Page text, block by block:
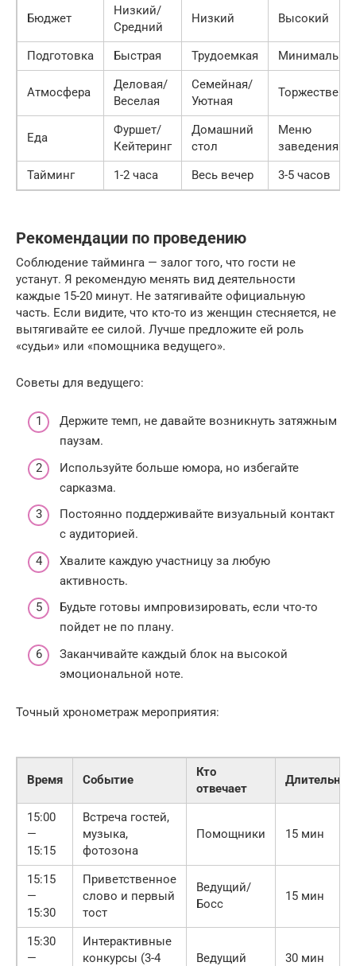
Бюджет
Низкий/
Средний
Низкий Высокий
Подготовка Быстрая Трудоемкая
Атмосфера
Деловая/
Веселая
Семейная/
Уютная
Еда
Фуршет/
Кейтеринг
Домашний
стол
Меню
заведения
Тайминг
1-2 часа Весь вечер 3-5 часов
Рекомендации по проведению
Соблюдение тайминга — залог того, что гости не
устанут. Я рекомендую менять вид деятельности
каждые 15-20 минут. Не затягивайте официальную
часть. Если видите, что кто-то из женщин стесняется, не
вытягивайте ее силой. Лучше предложите ей роль
«судьи» или «помощника ведущего».
Советы для ведущего:
Держите темп, не давайте возникнуть затяжным
паузам.
Используйте больше юмора, но избегайте
сарказма.
Постоянно поддерживайте визуальный контакт
с аудиторией.
Хвалите каждую участницу за любую
активность.
Будьте готовы импровизировать, если что-то
пойдет не по плану.
Заканчивайте каждый блок на высокой
эмоциональной ноте.
Точный хронометраж мероприятия:
Время Событие
Кто
отвечает
15:00
—
15:15
Встреча гостей,
музыка,
фотозона
Помощники 15 мин
15:15
—
15:30
Приветственное
слово и первый
тост
Ведущий/
Босс
15 мин
15:30
—
Интерактивные
конкурсы (3-4
Ведущий 30 мин